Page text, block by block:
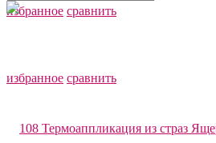
избранное сравнить
избранное сравнить